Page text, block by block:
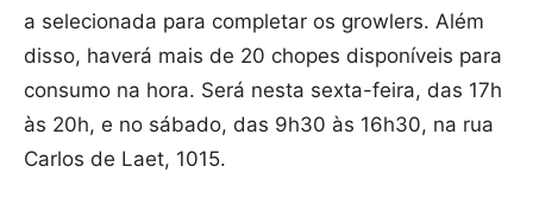
a selecionada para completar os growlers. Além
disso, haverá mais de 20 chopes disponíveis para
consumo na hora. Será nesta sexta-feira, das 17h
às 20h, e no sábado, das 9h30 às 16h30, na rua
Carlos de Laet, 1015.